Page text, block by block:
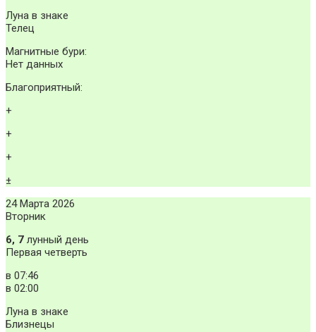
Луна в знаке
Телец
Магнитные бури:
Нет данных
Благоприятный:
+
+
+
±
24 Марта 2026
Вторник
6, 7 лунный день
Первая четверть
в 07:46
в 02:00
Луна в знаке
Близнецы